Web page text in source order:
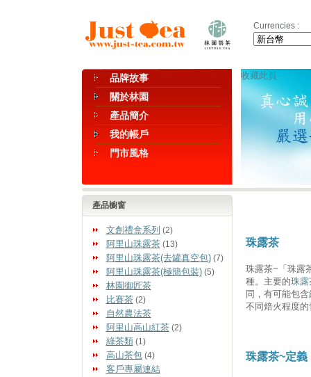
Currencies :
品牌故事
關於林園
產品簡介
我的帳戶
門市風格
收藏此頁
產品櫥窗
文創禮盒系列 (2)
阿里山珠露茶(13)
阿里山珠露茶(去罐真空包)(7)
阿里山珠露茶(極簡包裝)(5)
林園御匠茶
比賽茶(2)
自然農法茶
阿里山高山紅茶(2)
綠茶類 (1)
高山茶包(4)
客戶專屬連結
珠露茶
珠露茶~「珠露
種。主要的珠露
同，有可能包含
不同焙火程度
珠露茶~定義